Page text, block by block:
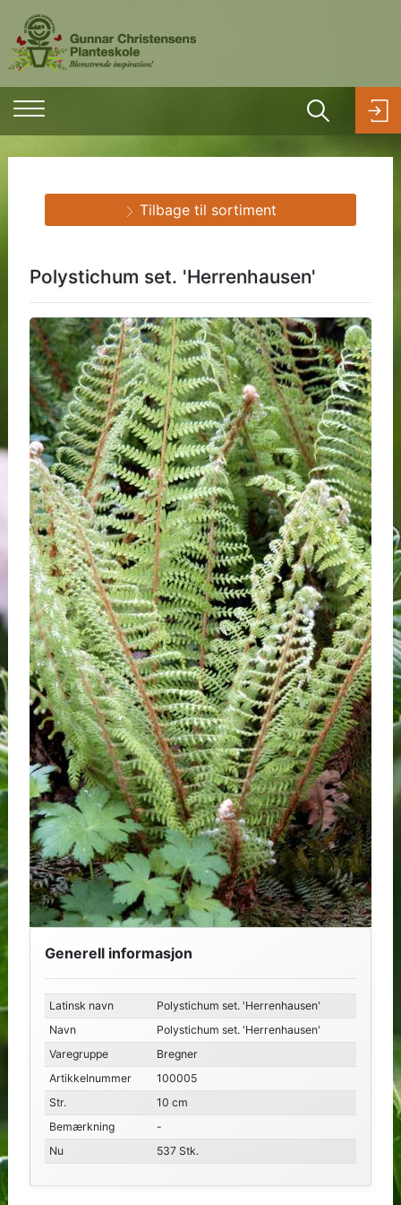
Polystichum set. 'Herrenhausen'
Generell informasjon
Latinsk navn
Polystichum set. 'Herrenhausen'
Navn
Polystichum set. 'Herrenhausen'
Varegruppe
Bregner
Artikkelnummer
100005
Str.
10 cm
Bemærkning
-
Nu
537 Stk.
Tilbage til sortiment